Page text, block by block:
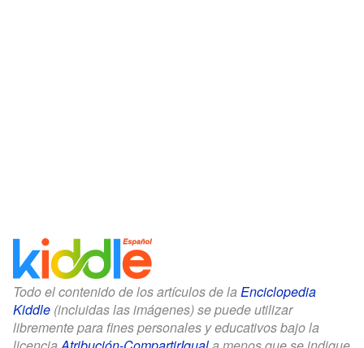
Todo el contenido de los artículos de la Enciclopedia
Kiddle (incluidas las imágenes) se puede utilizar
libremente para fines personales y educativos bajo la